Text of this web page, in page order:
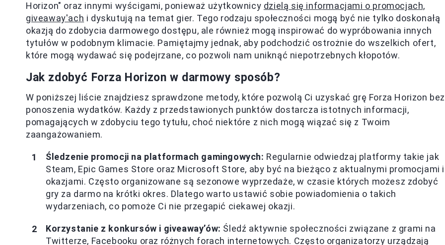
Horizon" oraz innymi wyścigami, ponieważ użytkownicy dzielą się informacjami o promocjach,
giveaway'ach i dyskutują na temat gier. Tego rodzaju społeczności mogą być nie tylko doskonałą
okazją do zdobycia darmowego dostępu, ale również mogą inspirować do wypróbowania innych
tytułów w podobnym klimacie. Pamiętajmy jednak, aby podchodzić ostrożnie do wszelkich ofert,
które mogą wydawać się podejrzane, co pozwoli nam uniknąć niepotrzebnych kłopotów.
Jak zdobyć Forza Horizon w darmowy sposób?
W poniższej liście znajdziesz sprawdzone metody, które pozwolą Ci uzyskać grę Forza Horizon bez
ponoszenia wydatków. Każdy z przedstawionych punktów dostarcza istotnych informacji,
pomagających w zdobyciu tego tytułu, choć niektóre z nich mogą wiązać się z Twoim
zaangażowaniem.
Śledzenie promocji na platformach gamingowych: Regularnie odwiedzaj platformy takie jak
Steam, Epic Games Store oraz Microsoft Store, aby być na bieżąco z aktualnymi promocjami i
okazjami. Często organizowane są sezonowe wyprzedaże, w czasie których możesz zdobyć
gry za darmo na krótki okres. Dlatego warto ustawić sobie powiadomienia o takich
wydarzeniach, co pomoże Ci nie przegapić ciekawej okazji.
Korzystanie z konkursów i giveaway’ów: Śledź aktywnie społeczności związane z grami na
Twitterze, Facebooku oraz różnych forach internetowych. Często organizatorzy urządzają